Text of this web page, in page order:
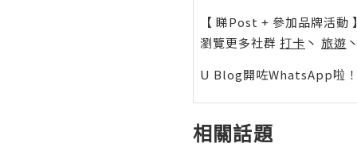
【 睇Post + 參加品牌活動
瀏覽更多社群 打卡 丶 旅遊
U Blog開咗WhatsApp啦
相關話題